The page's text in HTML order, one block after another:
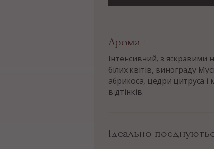
Аромат
Інтенсивний, з яскравими
білих квітів, винограду
абрикоса, цедри цитруса і
відтінків.
Ідеально